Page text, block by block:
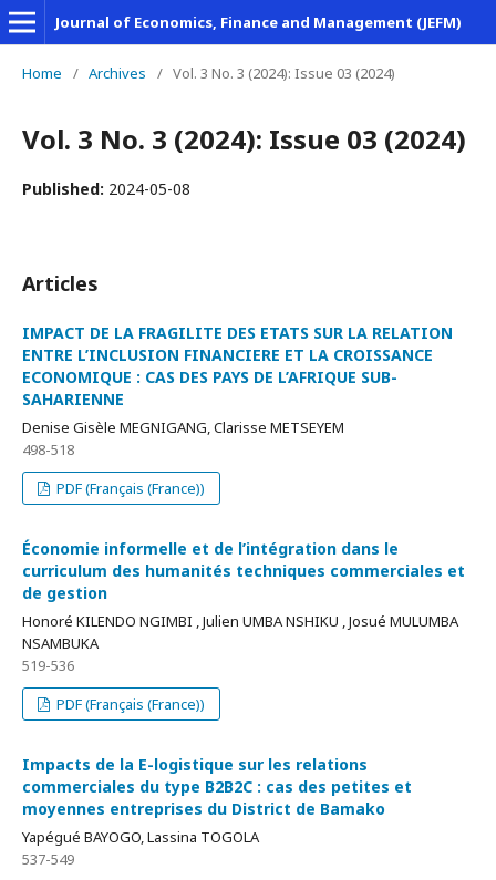
Journal of Economics, Finance and Management (JEFM)
Home / Archives / Vol. 3 No. 3 (2024): Issue 03 (2024)
Vol. 3 No. 3 (2024): Issue 03 (2024)
Published: 2024-05-08
Articles
IMPACT DE LA FRAGILITE DES ETATS SUR LA RELATION
ENTRE L’INCLUSION FINANCIERE ET LA CROISSANCE
ECONOMIQUE : CAS DES PAYS DE L’AFRIQUE SUB-
SAHARIENNE
Denise Gisèle MEGNIGANG, Clarisse METSEYEM
498-518
PDF (Français (France))
Économie informelle et de l’intégration dans le
curriculum des humanités techniques commerciales et
de gestion
Honoré KILENDO NGIMBI , Julien UMBA NSHIKU , Josué MULUMBA
NSAMBUKA
519-536
PDF (Français (France))
Impacts de la E-logistique sur les relations
commerciales du type B2B2C : cas des petites et
moyennes entreprises du District de Bamako
Yapégué BAYOGO, Lassina TOGOLA
537-549